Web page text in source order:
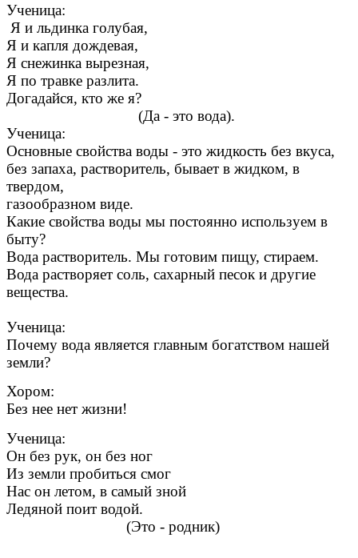
Ученица:
Я и льдинка голубая,
Я и капля дождевая,
Я снежинка вырезная,
Я по травке разлита.
Догадайся, кто же я?
(Да - это вода).
Ученица:
Основные свойства воды - это жидкость без вкуса,
без запаха, растворитель, бывает в жидком, в
твердом,
газообразном виде.
Какие свойства воды мы постоянно используем в
быту?
Вода растворитель. Мы готовим пищу, стираем.
Вода растворяет соль, сахарный песок и другие
вещества.
Ученица:
Почему вода является главным богатством нашей
земли?
Хором:
Без нее нет жизни!
Ученица:
Он без рук, он без ног
Из земли пробиться смог
Нас он летом, в самый зной
Ледяной поит водой.
(Это - родник)